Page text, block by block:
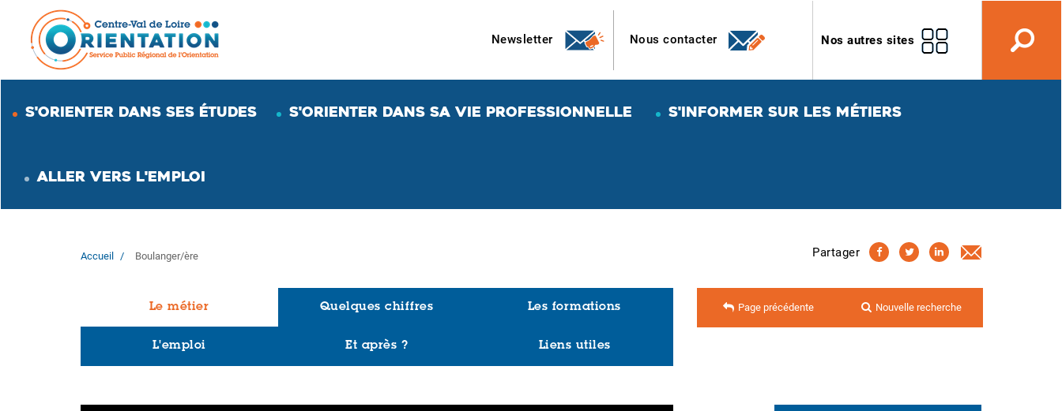
contenu
principal
Newsletter Nous contacter Nos autres sites
S'ORIENTER DANS SES ÉTUDES S'ORIENTER DANS SA VIE PROFESSIONNELLE S'INFORMER SUR LES MÉTIERS
ALLER VERS L'EMPLOI
Accueil Boulanger/ère Partager
Page précédente Nouvelle recherche
Le métier Quelques chiffres Les formations
L'emploi Et après ? Liens utiles